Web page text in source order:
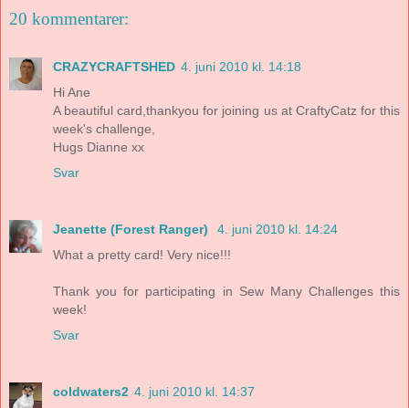
20 kommentarer:
CRAZYCRAFTSHED 4. juni 2010 kl. 14:18
Hi Ane
A beautiful card,thankyou for joining us at CraftyCatz for this
week's challenge,
Hugs Dianne xx
Svar
Jeanette (Forest Ranger)
4. juni 2010 kl. 14:24
What a pretty card! Very nice!!!
Thank you for participating in Sew Many Challenges this
week!
Svar
coldwaters2 4. juni 2010 kl. 14:37